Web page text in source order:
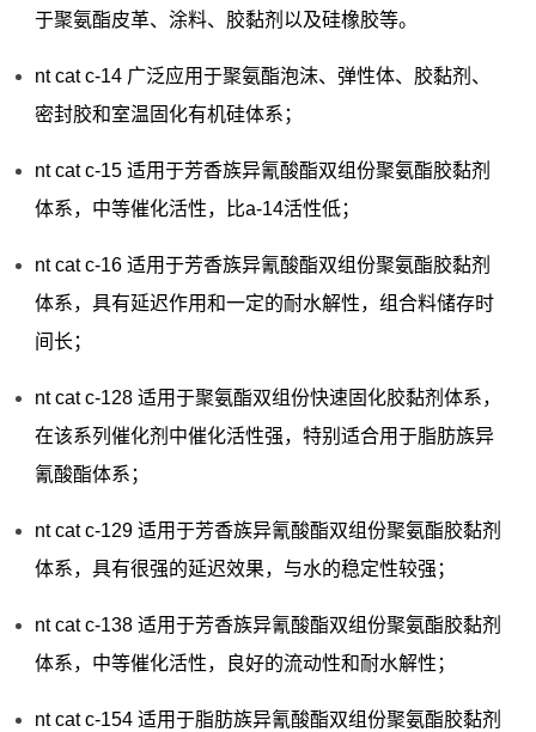
于聚氨酯皮革、涂料、胶黏剂以及硅橡胶等。
nt cat c-14 广泛应用于聚氨酯泡沫、弹性体、胶黏剂、
密封胶和室温固化有机硅体系；
nt cat c-15 适用于芳香族异氰酸酯双组份聚氨酯胶黏剂
体系，中等催化活性，比a-14活性低；
nt cat c-16 适用于芳香族异氰酸酯双组份聚氨酯胶黏剂
体系，具有延迟作用和一定的耐水解性，组合料储存时
间长；
nt cat c-128 适用于聚氨酯双组份快速固化胶黏剂体系，
在该系列催化剂中催化活性强，特别适合用于脂肪族异
氰酸酯体系；
nt cat c-129 适用于芳香族异氰酸酯双组份聚氨酯胶黏剂
体系，具有很强的延迟效果，与水的稳定性较强；
nt cat c-138 适用于芳香族异氰酸酯双组份聚氨酯胶黏剂
体系，中等催化活性，良好的流动性和耐水解性；
nt cat c-154 适用于脂肪族异氰酸酯双组份聚氨酯胶黏剂